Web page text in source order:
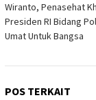
Wiranto, Penasehat
Presiden RI Bidang
Umat Untuk Bangsa
POS TERKAIT